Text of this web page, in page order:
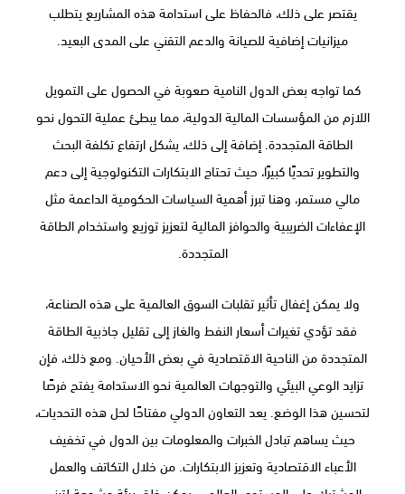
يقتصر على ذلك، فالحفاظ على استدامة هذه المشاريع يتطلب
ميزانيات إضافية للصيانة والدعم التقني على المدى البعيد.
كما تواجه بعض الدول النامية صعوبة في الحصول على التمويل
اللازم من المؤسسات المالية الدولية، مما يبطئ عملية التحول نحو
الطاقة المتجددة. إضافة إلى ذلك، يشكل ارتفاع تكلفة البحث
والتطوير تحديًا كبيرًا، حيث تحتاج الابتكارات التكنولوجية إلى دعم
مالي مستمر، وهنا تبرز أهمية السياسات الحكومية الداعمة مثل
الإعفاءات الضريبية والحوافز المالية لتعزيز توزيع واستخدام الطاقة
المتجددة.
ولا يمكن إغفال تأثير تقلبات السوق العالمية على هذه الصناعة،
فقد تؤدي تغيرات أسعار النفط والغاز إلى تقليل جاذبية الطاقة
المتجددة من الناحية الاقتصادية في بعض الأحيان. ومع ذلك، فإن
تزايد الوعي البيئي والتوجهات العالمية نحو الاستدامة يفتح فرصًا
لتحسين هذا الوضع. يعد التعاون الدولي مفتاحًا لحل هذه التحديات،
حيث يساهم تبادل الخبرات والمعلومات بين الدول في تخفيف
الأعباء الاقتصادية وتعزيز الابتكارات. من خلال التكاتف والعمل